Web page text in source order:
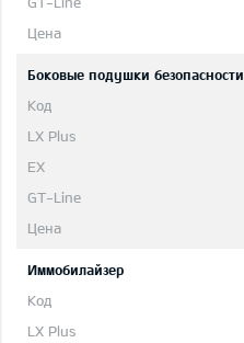
Боковые подушки безопасности
Иммобилайзер